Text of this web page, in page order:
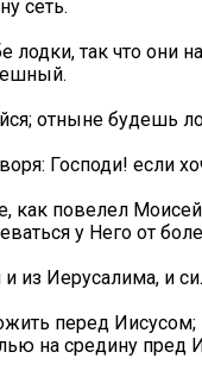
сеть.
так что они
отныне будешь
Господи! если
как повелел
у Него от
из Иерусалима, и
перед Иисусом;
на средину пред